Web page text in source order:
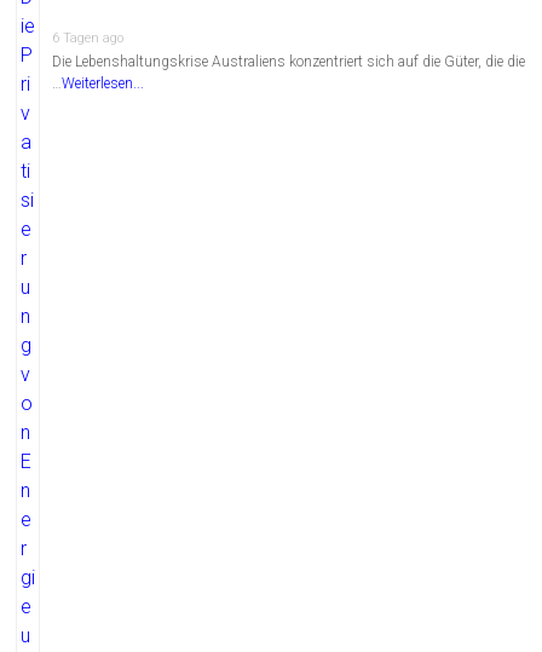
6 Tagen ago
Die Lebenshaltungskrise Australiens konzentriert sich auf die Güter, die die
…Weiterlesen...